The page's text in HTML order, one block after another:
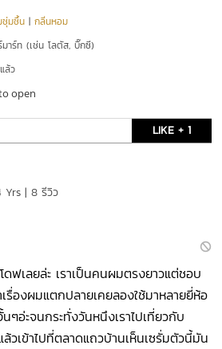
ชุ่มชื้น |กลิ่นหอม
มาร์ท (เช่น โลตัส, บิ๊กซี)
ล้ว
open
LIKE + 1
| 8 รีวิว
ฟเลยล่ะ เราเป็นคนผมตรงยาวแต่ชอบ
องผมแตกปลายเคยลองใช้มาหลายยี่ห้อ
อ่ะจนกระทั่งวันหนึงเราไปเที่ยวกับ
วเข้าไปที่ตลาดแถวบ้านเห็นเซรั่มตัวนี้มัน